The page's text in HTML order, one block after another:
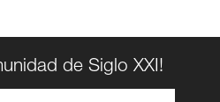
de Siglo XXI!